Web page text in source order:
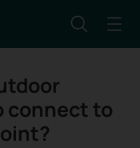
connect to